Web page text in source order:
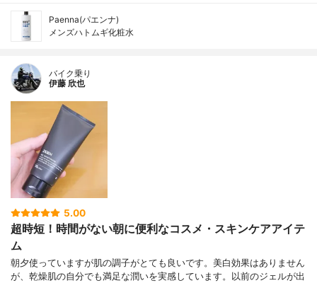
Paenna(パエンナ)
メンズハトムギ化粧水
バイク乗り
伊藤 欣也
5.00
超時短！時間がない朝に便利なコスメ・スキンケアアイテ
ム
朝夕使っていますが肌の調子がとても良いです。美白効果はありません
が、乾燥肌の自分でも満足な潤いを実感しています。以前のジェルが出